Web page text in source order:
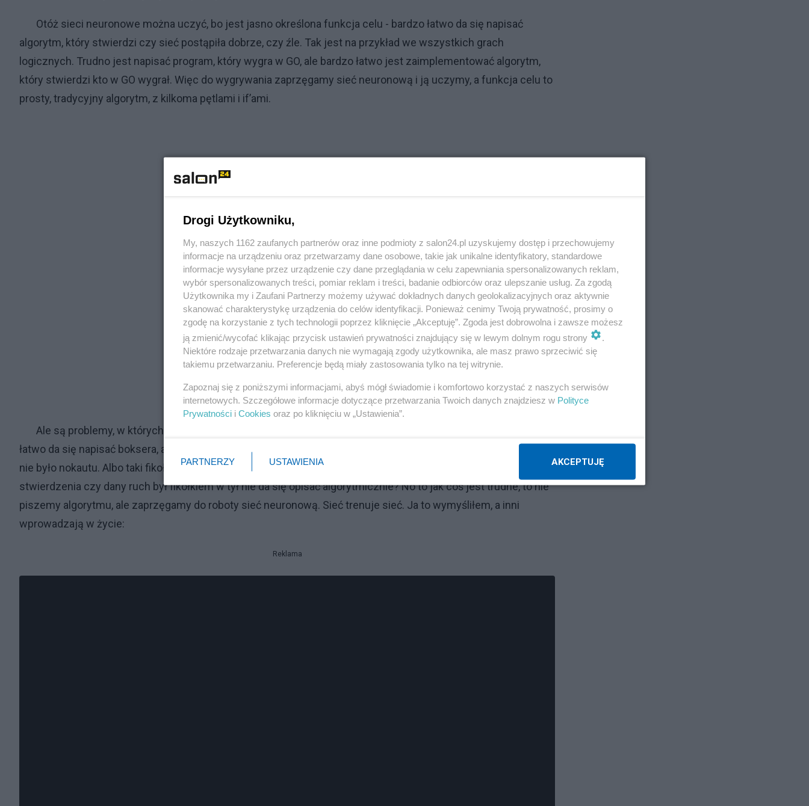
Otóż sieci neuronowe można uczyć, bo jest jasno określona funkcja celu - bardzo łatwo da się napisać
algorytm, który stwierdzi czy sieć postąpiła dobrze, czy źle. Tak jest na przykład we wszystkich grach
logicznych. Trudno jest napisać program, który wygra w GO, ale bardzo łatwo jest zaimplementować algorytm,
który stwierdzi kto w GO wygrał. Więc do wygrywania zaprzęgamy sieć neuronową i ją uczymy, a funkcja celu to
prosty, tradycyjny algorytm, z kilkoma pętlami i if’ami.
Ale są problemy, w których stwierdzenie kto wygrał jest trudniejsze niż wygranie. Weźmy taki boks. W miarę
łatwo da się napisać boksera, ale napisać sędziego, który ma orzec, który bokser wygrał, to trudne zadanie, gdy
nie było nokautu. Albo taki fikołek w tył. Jak nauczyć sztuczną inteligencję robić fikołki w tył, gdy problem
stwierdzenia czy dany ruch był fikołkiem w tył nie da się opisać algorytmicznie? No to jak coś jest trudne, to nie
piszemy algorytmu, ale zaprzęgamy do roboty sieć neuronową. Sieć trenuje sieć. Ja to wymyśliłem, a inni
wprowadzają w życie:
Reklama
Drogi Użytkowniku,
My, naszych 1162 zaufanych partnerów oraz inne podmioty z salon24.pl uzyskujemy dostęp i przechowujemy
informacje na urządzeniu oraz przetwarzamy dane osobowe, takie jak unikalne identyfikatory, standardowe
informacje wysyłane przez urządzenie czy dane przeglądania w celu zapewniania spersonalizowanych reklam,
wybór spersonalizowanych treści, pomiar reklam i treści, badanie odbiorców oraz ulepszanie usług. Za zgodą
Użytkownika my i Zaufani Partnerzy możemy używać dokładnych danych geolokalizacyjnych oraz aktywnie
skanować charakterystykę urządzenia do celów identyfikacji. Ponieważ cenimy Twoją prywatność, prosimy o
zgodę na korzystanie z tych technologii poprzez kliknięcie „Akceptuję”. Zgoda jest dobrowolna i zawsze możesz
ją zmienić/wycofać klikając przycisk ustawień prywatności znajdujący się w lewym dolnym rogu strony
.
Niektóre rodzaje przetwarzania danych nie wymagają zgody użytkownika, ale masz prawo sprzeciwić się
takiemu przetwarzaniu. Preferencje będą miały zastosowania tylko na tej witrynie.
Zapoznaj się z poniższymi informacjami, abyś mógł świadomie i komfortowo korzystać z naszych serwisów
internetowych. Szczegółowe informacje dotyczące przetwarzania Twoich danych znajdziesz w Polityce
Prywatności i Cookies oraz po kliknięciu w „Ustawienia”.
PARTNERZY USTAWIENIA AKCEPTUJĘ